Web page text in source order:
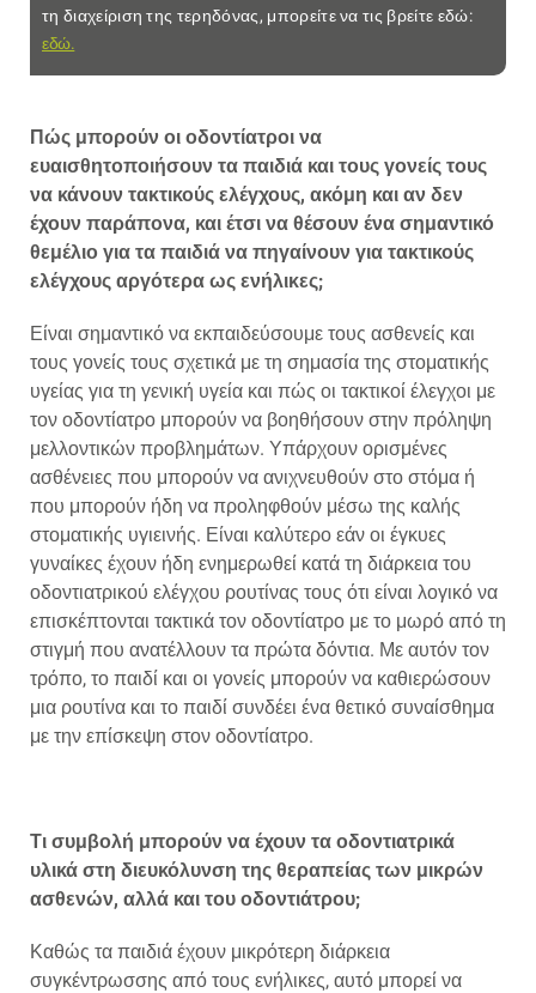
τη διαχείριση της τερηδόνας, μπορείτε να τις βρείτε εδώ:
εδώ.
Πώς μπορούν οι οδοντίατροι να
ευαισθητοποιήσουν τα παιδιά και τους γονείς τους
να κάνουν τακτικούς ελέγχους, ακόμη και αν δεν
έχουν παράπονα, και έτσι να θέσουν ένα σημαντικό
θεμέλιο για τα παιδιά να πηγαίνουν για τακτικούς
ελέγχους αργότερα ως ενήλικες;
Είναι σημαντικό να εκπαιδεύσουμε τους ασθενείς και
τους γονείς τους σχετικά με τη σημασία της στοματικής
υγείας για τη γενική υγεία και πώς οι τακτικοί έλεγχοι με
τον οδοντίατρο μπορούν να βοηθήσουν στην πρόληψη
μελλοντικών προβλημάτων. Υπάρχουν ορισμένες
ασθένειες που μπορούν να ανιχνευθούν στο στόμα ή
που μπορούν ήδη να προληφθούν μέσω της καλής
στοματικής υγιεινής. Είναι καλύτερο εάν οι έγκυες
γυναίκες έχουν ήδη ενημερωθεί κατά τη διάρκεια του
οδοντιατρικού ελέγχου ρουτίνας τους ότι είναι λογικό να
επισκέπτονται τακτικά τον οδοντίατρο με το μωρό από τη
στιγμή που ανατέλλουν τα πρώτα δόντια. Με αυτόν τον
τρόπο, το παιδί και οι γονείς μπορούν να καθιερώσουν
μια ρουτίνα και το παιδί συνδέει ένα θετικό συναίσθημα
με την επίσκεψη στον οδοντίατρο.
Τι συμβολή μπορούν να έχουν τα οδοντιατρικά
υλικά στη διευκόλυνση της θεραπείας των μικρών
ασθενών, αλλά και του οδοντιάτρου;
Καθώς τα παιδιά έχουν μικρότερη διάρκεια
συγκέντρωσσης από τους ενήλικες, αυτό μπορεί να